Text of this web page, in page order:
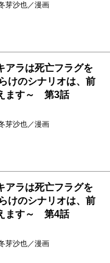
芽沙也／漫画
アラは死亡フラグを
けのシナリオは、前
ます～ 第3話
芽沙也／漫画
アラは死亡フラグを
けのシナリオは、前
ます～ 第4話
芽沙也／漫画